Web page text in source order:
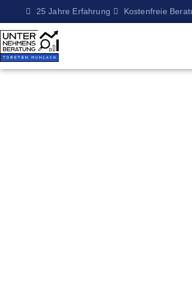
25 Jahre Erfahrung Kostenfreie